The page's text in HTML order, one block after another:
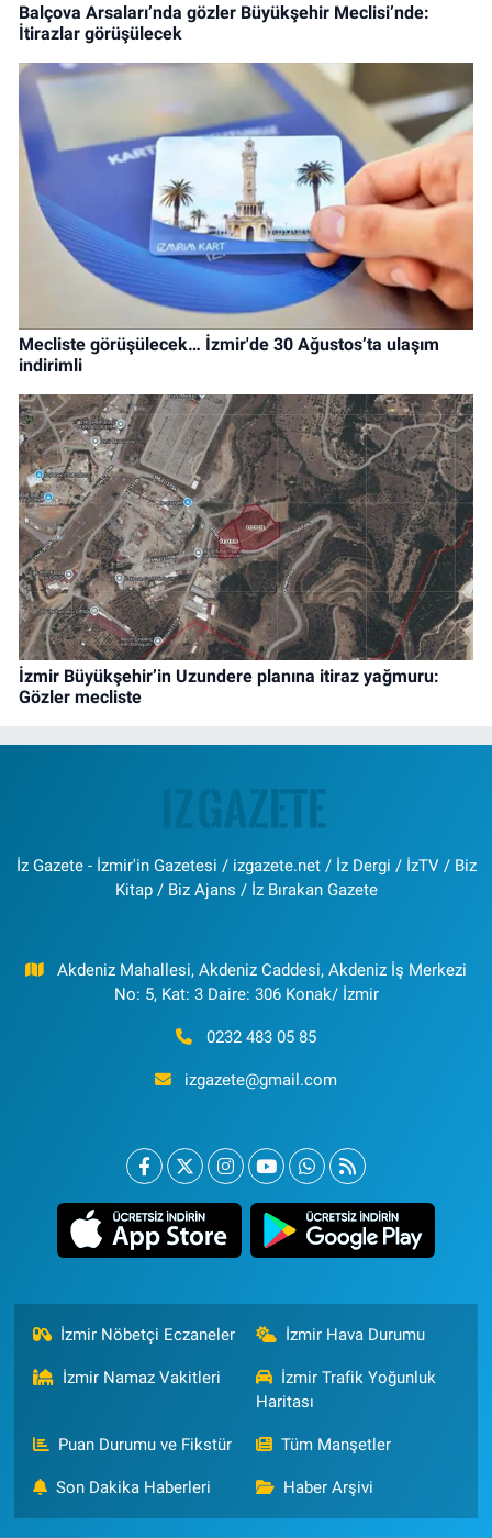
Balçova Arsaları’nda gözler Büyükşehir Meclisi’nde:
İtirazlar görüşülecek
Mecliste görüşülecek… İzmir'de 30 Ağustos’ta ulaşım
indirimli
İzmir Büyükşehir’in Uzundere planına itiraz yağmuru:
Gözler mecliste
İz Gazete - İzmir'in Gazetesi / izgazete.net / İz Dergi / İzTV / Biz
Kitap / Biz Ajans / İz Bırakan Gazete
Akdeniz Mahallesi, Akdeniz Caddesi, Akdeniz İş Merkezi
No: 5, Kat: 3 Daire: 306 Konak/ İzmir
0232 483 05 85
izgazete@gmail.com
İzmir Nöbetçi Eczaneler İzmir Hava Durumu
İzmir Namaz Vakitleri
İzmir Trafik Yoğunluk
Haritası
Puan Durumu ve Fikstür Tüm Manşetler
Son Dakika Haberleri Haber Arşivi